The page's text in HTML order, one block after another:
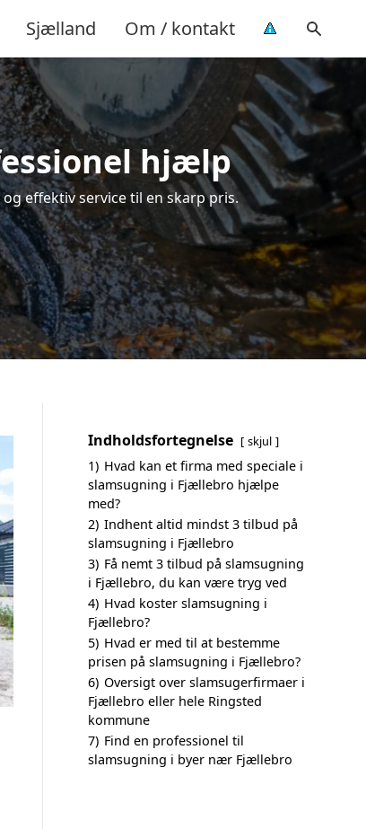
Sjælland Om / kontakt
hjælp
effektiv service til en skarp pris.
Indholdsfortegnelse skjul
1) Hvad kan et firma med speciale i
slamsugning i Fjællebro hjælpe
med?
2) Indhent altid mindst 3 tilbud på
slamsugning i Fjællebro
3) Få nemt 3 tilbud på slamsugning
i Fjællebro, du kan være tryg ved
4) Hvad koster slamsugning i
Fjællebro?
5) Hvad er med til at bestemme
prisen på slamsugning i Fjællebro?
6) Oversigt over slamsugerfirmaer i
Fjællebro eller hele Ringsted
kommune
7) Find en professionel til
slamsugning i byer nær Fjællebro